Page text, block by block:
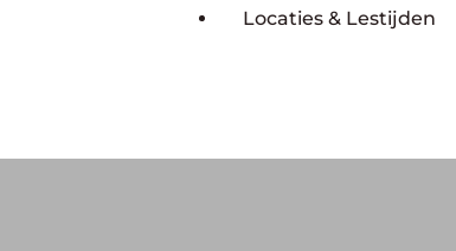
Locaties & Lestijden